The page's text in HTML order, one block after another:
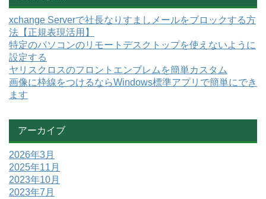
xchange Serverで社長なりすましメールをブロックする方
法【正規表現活用】
特定のパソコンのリモートデスクトップを使えないように
設定する
ヤリスクロスのフロントエンブレムを簡単カスタム
画像に枠線をつけるならWindows標準アプリで簡単にでき
ます
アーカイブ
2026年3月
2025年11月
2023年10月
2023年7月